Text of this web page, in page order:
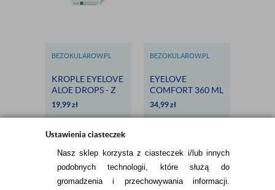
Ustawienia ciasteczek
Nasz sklep korzysta z ciasteczek i/lub innych
podobnych technologii, które służą do
gromadzenia i przechowywania informacji.
BEZOKULAROW.PL
KROPLE EYELOVE
ALOE DROPS - Z
ALOESEM I
19,99zł
BEZOKULAROW.PL
EYELOVE
COMFORT 360 ML
- DARMOWA
34,99zł